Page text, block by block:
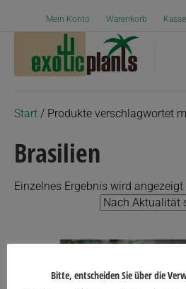
Mein Konto Warenkorb Kasse
Start / Produkte verschlagwortet
Brasilien
Einzelnes Ergebnis wird angezeigt
Bitte, entscheiden Sie über die